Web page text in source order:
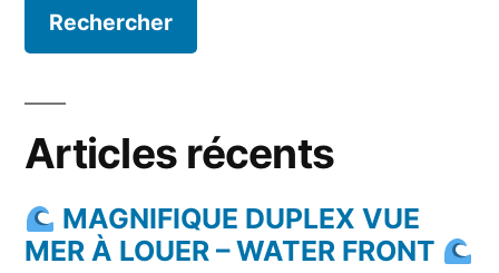
Articles récents
MAGNIFIQUE DUPLEX VUE
MER À LOUER – WATER FRONT